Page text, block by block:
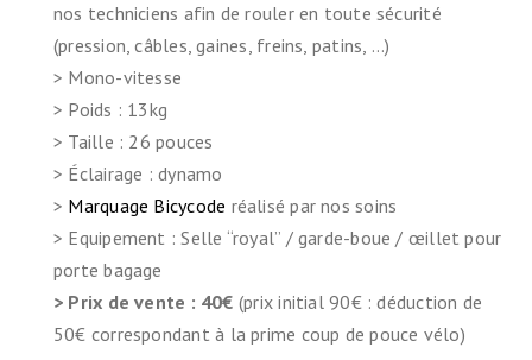
nos techniciens afin de rouler en toute sécurité
(pression, câbles, gaines, freins, patins, …)
> Mono-vitesse
> Poids : 13kg
> Taille : 26 pouces
> Éclairage : dynamo
> Marquage Bicycode réalisé par nos soins
> Equipement : Selle “royal” / garde-boue / œillet pour
porte bagage
> Prix de vente : 40€ (prix initial 90€ : déduction de
50€ correspondant à la prime coup de pouce vélo)